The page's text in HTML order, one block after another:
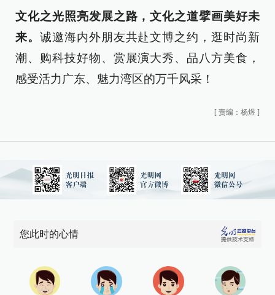
文化之光照亮发展之路，文化之道擘画美好未
来。 诚邀海内外朋友共赴文博之约，逛时尚新
潮、购科技好物、赏展演大秀、品八方美食，
感受活力广东、魅力湾区的万千风采！
[ 责编：杨煜 ]
您此时的心情